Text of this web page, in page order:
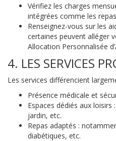
Vérifiez les charges
intégrées comme les
Renseignez-vous sur les
certaines peuvent alléger
Allocation Personnalisée
4. LES SERVICES
Les services différencient
Présence médicale et
Espaces dédiés aux
jardin, etc.
Repas adaptés :
diabétiques, etc.